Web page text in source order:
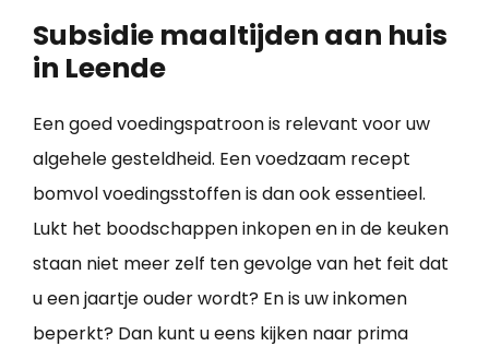
Subsidie maaltijden aan huis
in Leende
Een goed voedingspatroon is relevant voor uw
algehele gesteldheid. Een voedzaam recept
bomvol voedingsstoffen is dan ook essentieel.
Lukt het boodschappen inkopen en in de keuken
staan niet meer zelf ten gevolge van het feit dat
u een jaartje ouder wordt? En is uw inkomen
beperkt? Dan kunt u eens kijken naar prima